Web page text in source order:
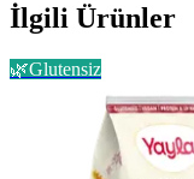
İlgili Ürünler
🌿Glutensiz